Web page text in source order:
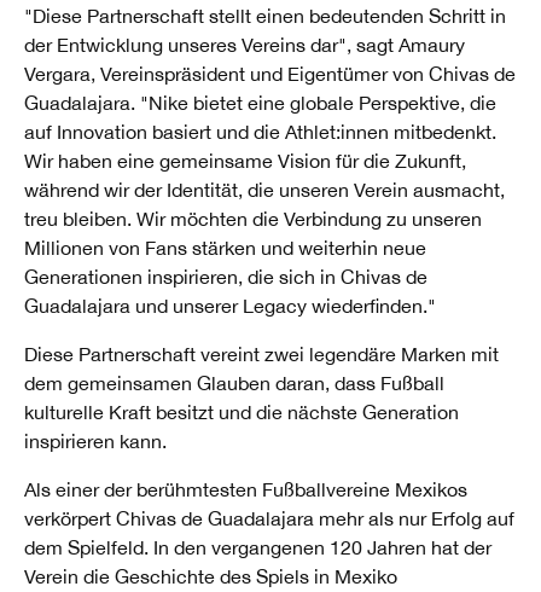
"Diese Partnerschaft stellt einen bedeutenden Schritt in
der Entwicklung unseres Vereins dar", sagt Amaury
Vergara, Vereinspräsident und Eigentümer von Chivas de
Guadalajara. "Nike bietet eine globale Perspektive, die
auf Innovation basiert und die Athlet:innen mitbedenkt.
Wir haben eine gemeinsame Vision für die Zukunft,
während wir der Identität, die unseren Verein ausmacht,
treu bleiben. Wir möchten die Verbindung zu unseren
Millionen von Fans stärken und weiterhin neue
Generationen inspirieren, die sich in Chivas de
Guadalajara und unserer Legacy wiederfinden."
Diese Partnerschaft vereint zwei legendäre Marken mit
dem gemeinsamen Glauben daran, dass Fußball
kulturelle Kraft besitzt und die nächste Generation
inspirieren kann.
Als einer der berühmtesten Fußballvereine Mexikos
verkörpert Chivas de Guadalajara mehr als nur Erfolg auf
dem Spielfeld. In den vergangenen 120 Jahren hat der
Verein die Geschichte des Spiels in Mexiko